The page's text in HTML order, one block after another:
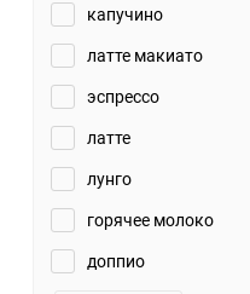
капучино
латте макиато
эспрессо
латте
лунго
горячее молоко
доппио